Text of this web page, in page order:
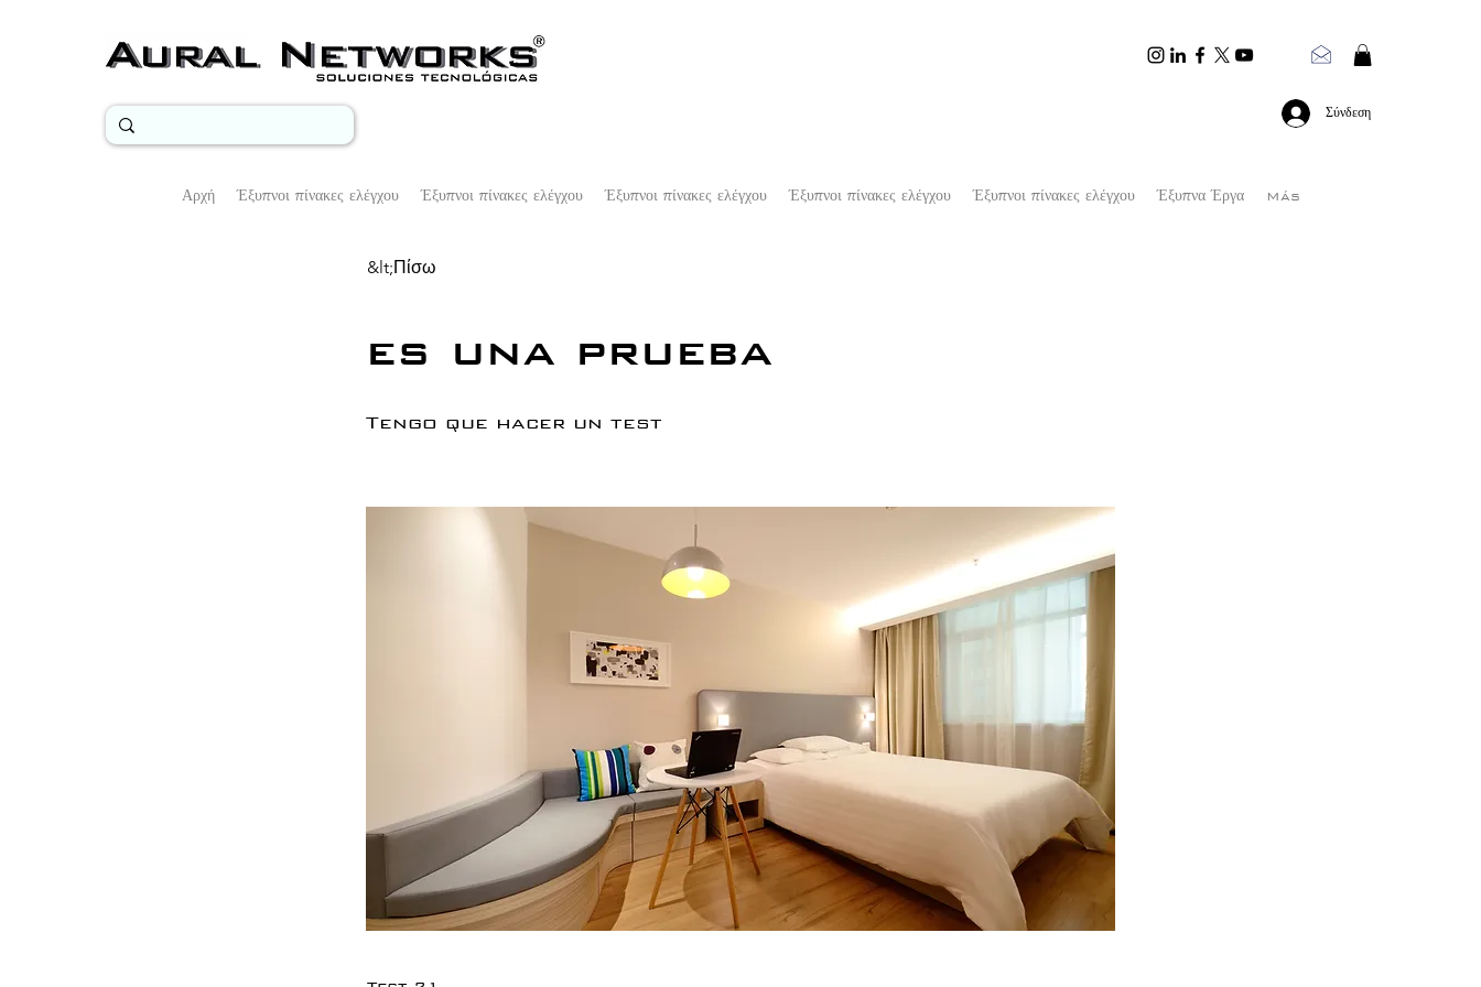
Σύνδεση
Αρχή Έξυπνοι πίνακες ελέγχου Έξυπνοι πίνακες ελέγχου Έξυπνοι πίνακες ελέγχου Έξυπνοι πίνακες ελέγχου Έξυπνοι πίνακες ελέγχου Έξυπνα Έργα Más
&lt;Πίσω
es una prueba
Tengo que hacer un test